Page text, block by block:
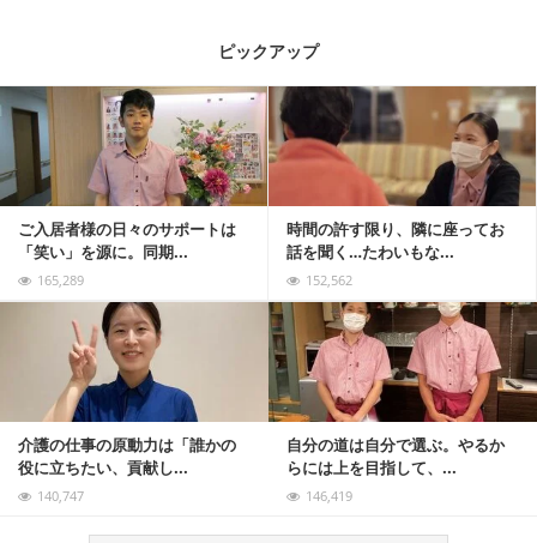
ピックアップ
ご入居者様の日々のサポートは
「笑い」を源に。同期...
165,289
時間の許す限り、隣に座ってお
話を聞く…たわいもな...
152,562
記事を読む
介護の仕事の原動力は「誰かの
役に立ちたい、貢献し...
140,747
自分の道は自分で選ぶ。やるか
らには上を目指して、...
146,419